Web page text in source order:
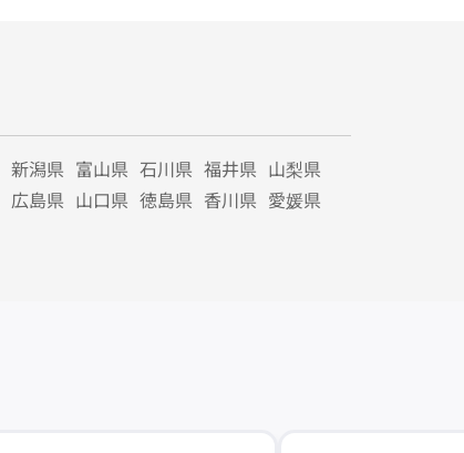
新潟県 富山県 石川県 福井県 山梨県
広島県 山口県 徳島県 香川県 愛媛県